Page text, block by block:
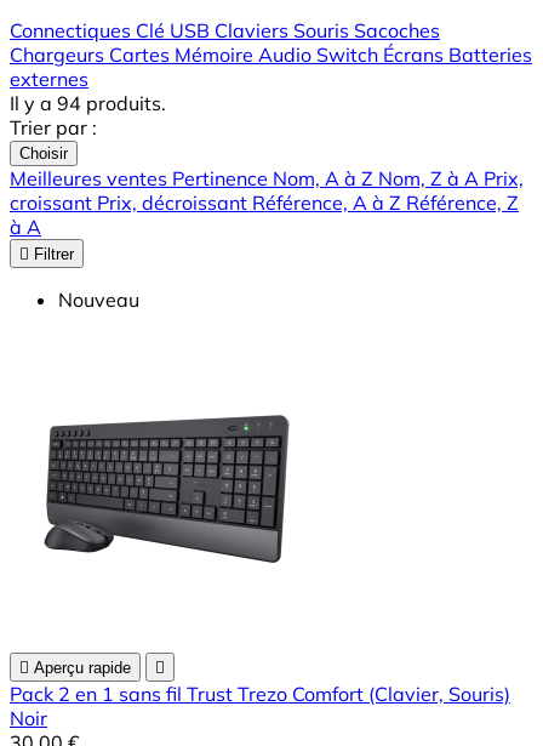
Connectiques Clé USB Claviers Souris Sacoches
Chargeurs Cartes Mémoire Audio Switch Écrans Batteries
externes
Il y a 94 produits.
Trier par :
Choisir
Meilleures ventes Pertinence Nom, A à Z Nom, Z à A Prix,
croissant Prix, décroissant Référence, A à Z Référence, Z
à A
 Filtrer
Nouveau
 Aperçu rapide 
Pack 2 en 1 sans fil Trust Trezo Comfort (Clavier, Souris)
Noir